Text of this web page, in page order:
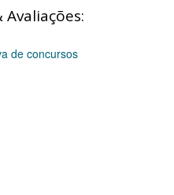
de concursos